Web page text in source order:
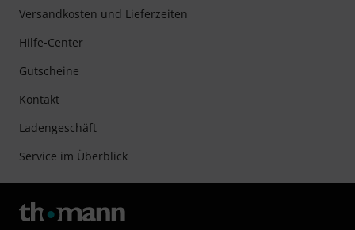
Versandkosten und Lieferzeiten
Hilfe-Center
Gutscheine
Kontakt
Ladengeschäft
Service im Überblick